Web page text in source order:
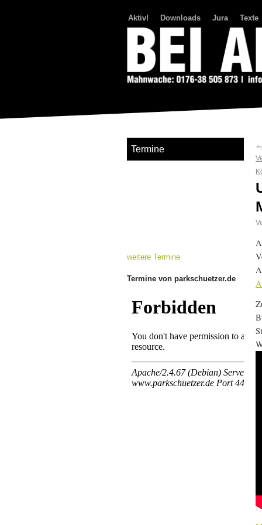
Aktiv! Downloads Jura Texte
←
Termine
weitere Termine
Termine von parkschuetzer.de